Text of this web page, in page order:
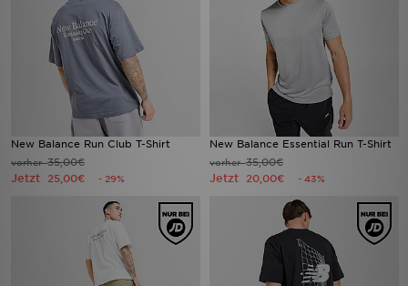
New Balance Run Club T-Shirt
vorher35,00€
Jetzt 25,00€ - 29%
New Balance Essential Run T-Shirt
vorher35,00€
Jetzt 20,00€ - 43%